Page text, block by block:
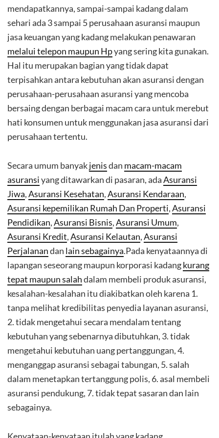
mendapatkannya, sampai-sampai kadang dalam
sehari ada 3 sampai 5 perusahaan asuransi maupun
jasa keuangan yang kadang melakukan penawaran
melalui telepon maupun Hpyang sering kita gunakan.
Hal itu merupakan bagian yang tidak dapat
terpisahkan antara kebutuhan akan asuransi dengan
perusahaan-perusahaan asuransi yang mencoba
bersaing dengan berbagai macam cara untuk merebut
hati konsumen untuk menggunakan jasa asuransi dari
perusahaan tertentu.
Secara umum banyakjenisdan macam-macam
asuransiyang ditawarkan di pasaran, adaAsuransi
Jiwa,Asuransi Kesehatan,Asuransi Kendaraan,
Asuransi kepemilikan Rumah Dan Properti,Asuransi
Pendidikan,Asuransi Bisnis,Asuransi Umum,
Asuransi Kredit,Asuransi Kelautan,Asuransi
Perjalanandan lain sebagainya.Pada kenyataannya di
lapangan seseorang maupun korporasi kadangkurang
tepat maupun salahdalam membeli produk asuransi,
kesalahan-kesalahan itu diakibatkan oleh karena 1.
tanpa melihat kredibilitas penyedia layanan asuransi,
2. tidak mengetahui secara mendalam tentang
kebutuhan yang sebenarnya dibutuhkan, 3. tidak
mengetahui kebutuhan uang pertanggungan, 4.
menganggap asuransi sebagai tabungan, 5. salah
dalam menetapkan tertanggung polis, 6. asal membeli
asuransi pendukung, 7. tidak tepat sasaran dan lain
sebagainya.